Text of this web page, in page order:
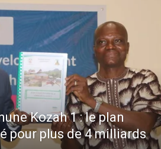
Kozah 1 : le plan
pour plus de 4 milliards